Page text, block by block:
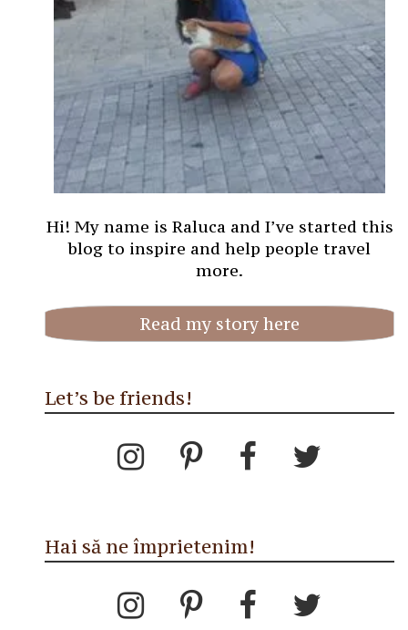
Hi! My name is Raluca and I’ve started this
blog to inspire and help people travel
more.
Read my story here
Let’s be friends!
Hai să ne împrietenim!